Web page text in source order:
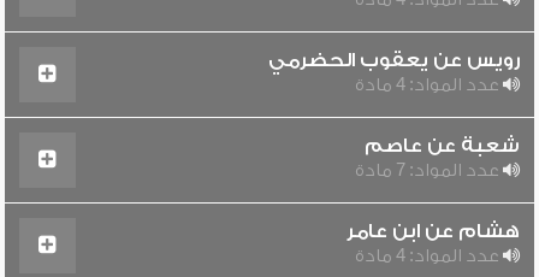
رويس عن يعقوب الحضرمي
عدد المواد: 4 مادة
شعبة عن عاصم
عدد المواد: 7 مادة
هشام عن ابن عامر
عدد المواد: 4 مادة